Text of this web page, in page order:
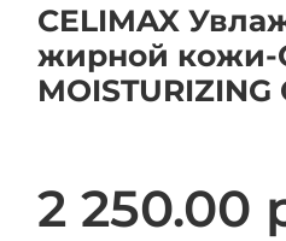
CELIMAX
жирной кожи-
2 250.00